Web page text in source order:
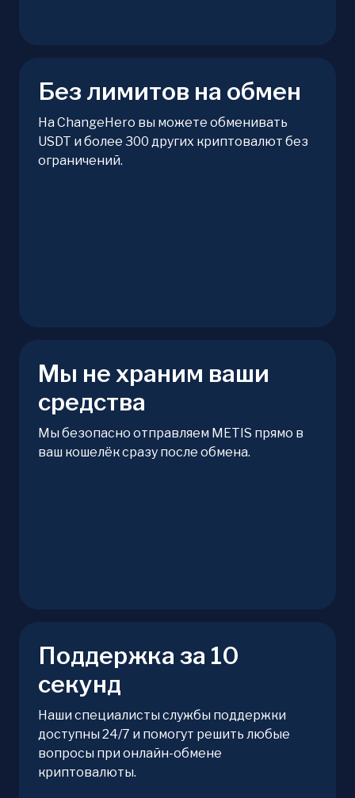
Без лимитов на обмен
На ChangeHero вы можете обменивать
USDT и более 300 других криптовалют без
ограничений.
Мы не храним ваши
средства
Мы безопасно отправляем METIS прямо в
ваш кошелёк сразу после обмена.
Поддержка за 10
секунд
Наши специалисты службы поддержки
доступны 24/7 и помогут решить любые
вопросы при онлайн-обмене
криптовалюты.